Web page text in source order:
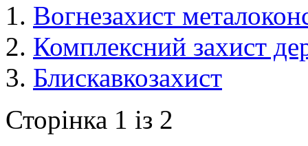
Вогнезахист
Комплексний захист
Блискавкозахист
Сторінка 1 із 2